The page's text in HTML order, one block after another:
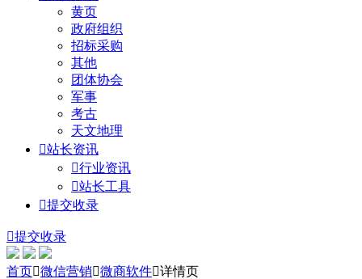
黄页
政府组织
招标采购
其他
团体协会
军事
考古
天文地理
站长资讯
行业资讯
站长工具
提交收录
提交收录
首页微信营销微商软件详情页